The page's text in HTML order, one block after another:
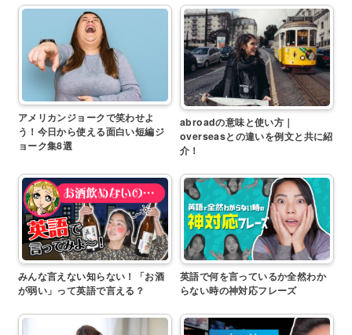
アメリカンジョークで笑わせよ
う！今日から使える面白い短編ジ
ョーク集8選
abroadの意味と使い方｜
overseasとの違いを例文と共に紹
介！
みんな言えない知らない！「お酒
が弱い」って英語で言える？
英語で何を言っているか全然わか
らない時の神対応フレーズ